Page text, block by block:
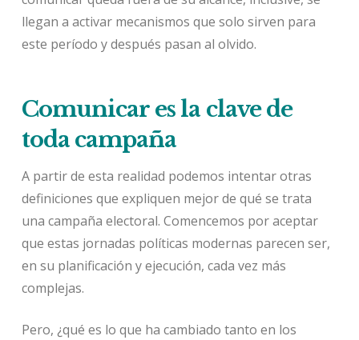
llegan a activar mecanismos que solo sirven para
este período y después pasan al olvido.
Comunicar es la clave de
toda campaña
A partir de esta realidad podemos intentar otras
definiciones que expliquen mejor de qué se trata
una campaña electoral. Comencemos por aceptar
que estas jornadas políticas modernas parecen ser,
en su planificación y ejecución, cada vez más
complejas.
Pero, ¿qué es lo que ha cambiado tanto en los